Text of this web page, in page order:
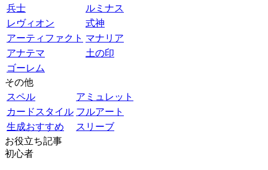
兵士
ルミナス
レヴィオン
式神
アーティファクト マナリア
アナテマ
土の印
ゴーレム
その他
スペル
アミュレット
カードスタイル フルアート
生成おすすめ
スリーブ
お役立ち記事
初心者